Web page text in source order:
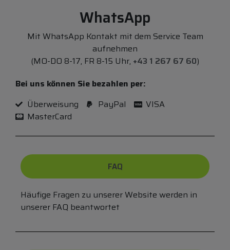
WhatsApp
Mit WhatsApp Kontakt mit dem Service Team
aufnehmen
(MO-DO 8-17, FR 8-15 Uhr, +43 1 267 67 60)
Bei uns können Sie bezahlen per:
Überweisung
PayPal
VISA
MasterCard
FAQ
Häufige Fragen zu unserer Website werden in
unserer FAQ beantwortet